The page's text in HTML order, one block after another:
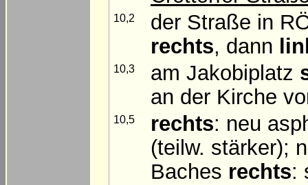
10,2
der Straße in
rechts, dann
10,3 am Jakobiplatz
an der Kirche
10,5 rechts: neu
(teilw. stärker);
Baches rechts: